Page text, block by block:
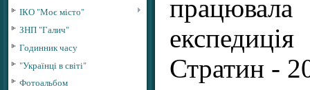
ІКО "Моє місто"
ЗНП "Галич"
Годинник часу
"Українці в світі"
Фотоальбом
Стратин -